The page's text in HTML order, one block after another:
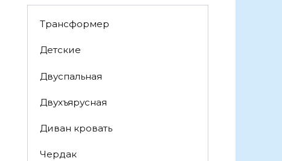
Трансформер
Детские
Двуспальная
Двухъярусная
Диван кровать
Чердак